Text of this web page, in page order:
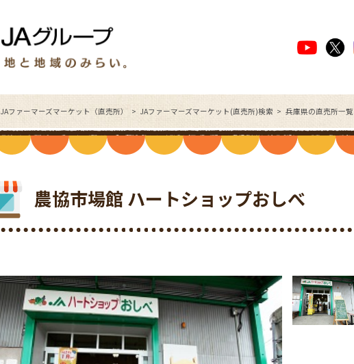
JAファーマーズマーケット（直売所） JAファーマーズマーケット(直売所)検索 兵庫県の直売所一覧
農協市場館 ハートショップおしべ